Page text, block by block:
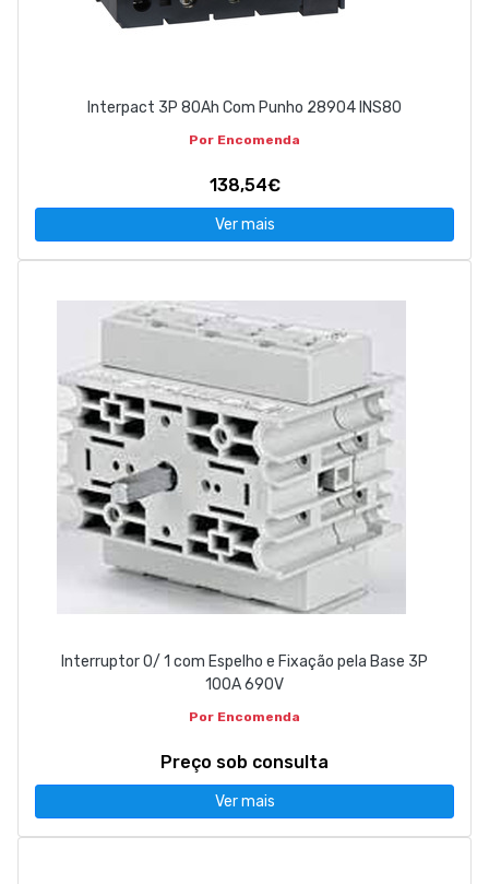
Interpact 3P 80Ah Com Punho 28904 INS80
Por Encomenda
138,54€
Ver mais
Interruptor 0/ 1 com Espelho e Fixação pela Base 3P
100A 690V
Por Encomenda
Preço sob consulta
Ver mais